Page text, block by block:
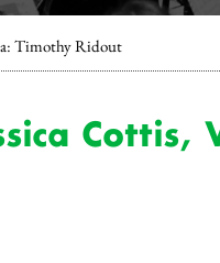
Timothy Ridout
Cottis,